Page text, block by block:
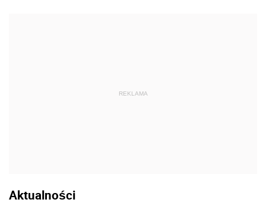
REKLAMA
Aktualności